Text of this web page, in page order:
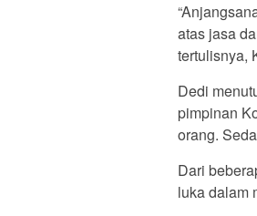
atas jasa
tertulisnya,
Dedi
pimpinan
orang.
Dari
luka dalam